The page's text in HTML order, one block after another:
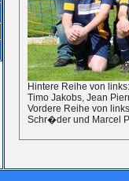
Hintere Reihe von
Timo Jakobs, Jean
Vordere Reihe von
Schr�der und Marcel